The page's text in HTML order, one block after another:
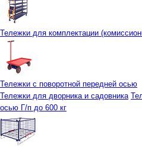
Тележки для комплектации
Тележки с поворотной передней осью
Тележки для дворника и садовника
осью Г/п до 600 кг